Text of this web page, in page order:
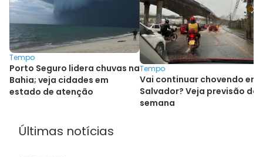
Tempo
Porto Seguro lidera chuvas na
Bahia; veja cidades em
estado de atenção
Tempo
Vai continuar chovendo em
Salvador? Veja previsão da
semana
Últimas notícias